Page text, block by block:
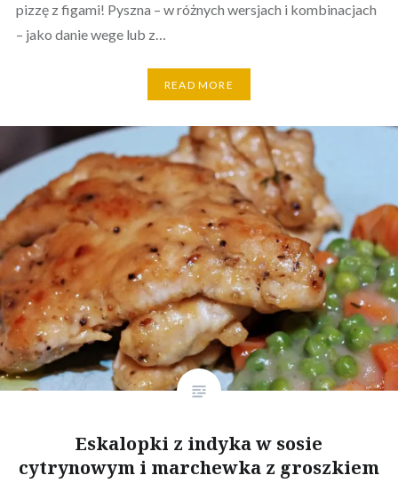
pizzę z figami! Pyszna – w różnych wersjach i kombinacjach
– jako danie wege lub z…
READ MORE
Eskalopki z indyka w sosie
cytrynowym i marchewka z groszkiem